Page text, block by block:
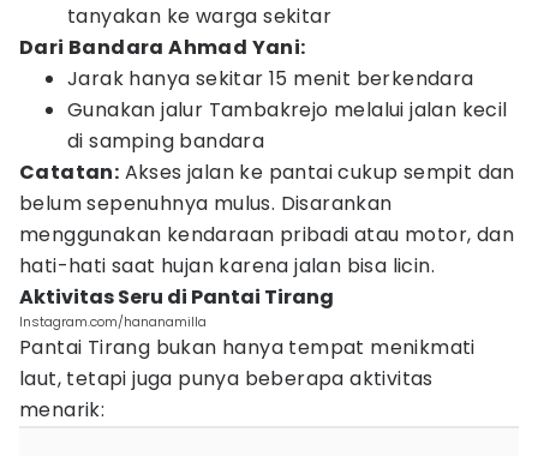
tanyakan ke warga sekitar
Dari Bandara Ahmad Yani:
Jarak hanya sekitar 15 menit berkendara
Gunakan jalur Tambakrejo melalui jalan kecil
di samping bandara
Catatan: Akses jalan ke pantai cukup sempit dan
belum sepenuhnya mulus. Disarankan
menggunakan kendaraan pribadi atau motor, dan
hati-hati saat hujan karena jalan bisa licin.
Aktivitas Seru di Pantai Tirang
Instagram.com/hananamilla
Pantai Tirang bukan hanya tempat menikmati
laut, tetapi juga punya beberapa aktivitas
menarik: